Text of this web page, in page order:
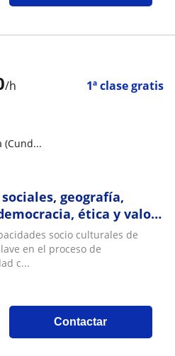
/h 1ª clase gratis
(Cund...
geografía,
ética y valor,
socio culturales de
en el proceso de
c...
Contactar